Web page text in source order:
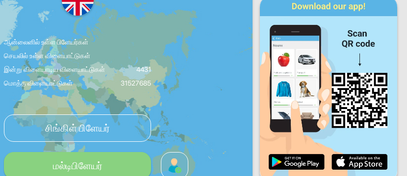
ஆன்லைனில் உள்ள பிளேயர்கள்
செயலில் உள்ள விளையாட்டுகள்
இன்று விளையாடிய விளையாட்டுகள்
4431
மொத்த விளையாட்டுகள்
31527685
சிங்கிள் பிளேயர்
மல்டிபிளேயர்
முன்னேற்றம்
திங்கட்கிழமைசெவ்வாய்க்கிழமை
புதன்கிழமைவியாழக்கிழமை
வெள்ளிக்கிழமைசனிக்கிழமைஞாயிற்றுக்கிழமை
தினசரி முன்னேற்றம்
மாத முன்னேற்றம்
ஒட்டுமொத்த முன்னேற்றம்